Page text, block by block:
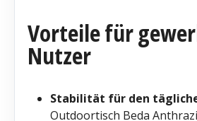
Vorteile für
Nutzer
Stabilität für den
Outdoortisch Beda